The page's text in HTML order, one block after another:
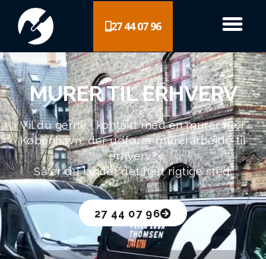
27 44 07 96
MURER TIL ERHVERV
Vil du gerne i kontakt med en murer nær
København, der udfører murerarbejde til
erhverv?
Så er du landet det helt rigtige sted.
27 44 07 96